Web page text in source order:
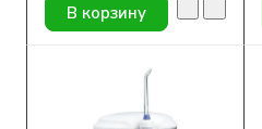
В корзину